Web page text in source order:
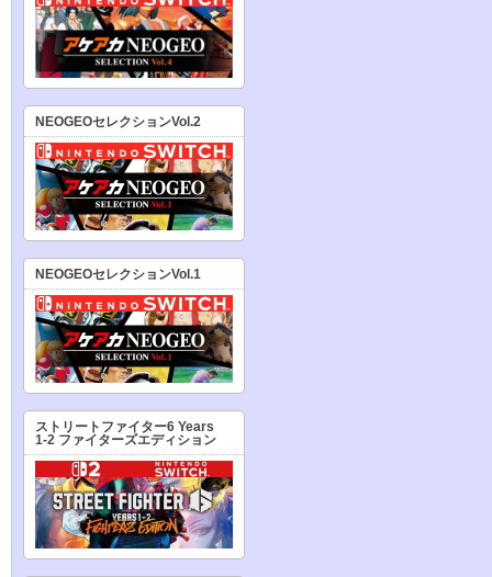
NEOGEOセレクションVol.2
NEOGEOセレクションVol.1
ストリートファイター6 Years
1-2 ファイターズエディション